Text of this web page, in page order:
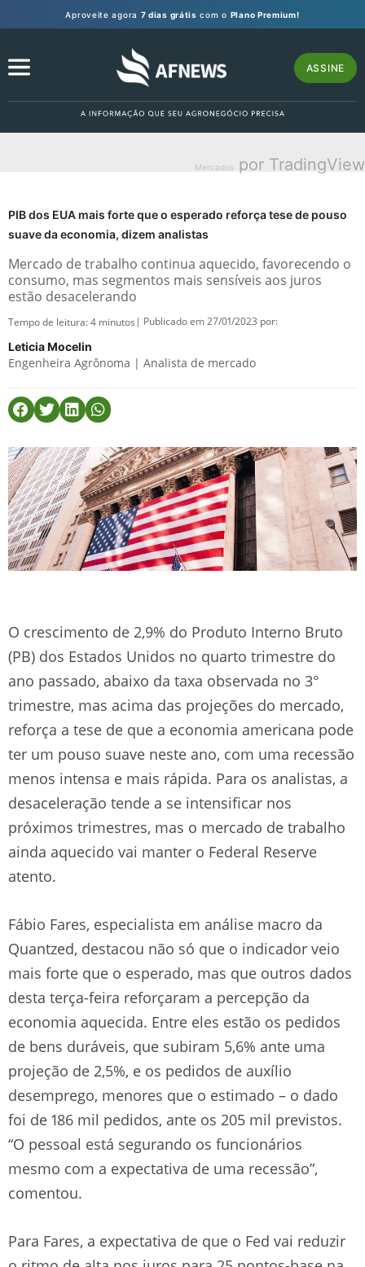
Aproveite agora 7 dias grátis com o Plano Premium!
ASSINE
Mercados por TradingView
PIB dos EUA mais forte que o esperado reforça tese de pouso
suave da economia, dizem analistas
Mercado de trabalho continua aquecido, favorecendo o
consumo, mas segmentos mais sensíveis aos juros
estão desacelerando
Tempo de leitura:4 minutos | Publicado em 27/01/2023 por:
Leticia Mocelin
Engenheira Agrônoma | Analista de mercado
O crescimento de 2,9% do Produto Interno Bruto
(PB) dos Estados Unidos no quarto trimestre do
ano passado, abaixo da taxa observada no 3°
trimestre, mas acima das projeções do mercado,
reforça a tese de que a economia americana pode
ter um pouso suave neste ano, com uma recessão
menos intensa e mais rápida. Para os analistas, a
desaceleração tende a se intensificar nos
próximos trimestres, mas o mercado de trabalho
ainda aquecido vai manter o Federal Reserve
atento.
Fábio Fares, especialista em análise macro da
Quantzed, destacou não só que o indicador veio
mais forte que o esperado, mas que outros dados
desta terça-feira reforçaram a percepção da
economia aquecida. Entre eles estão os pedidos
de bens duráveis, que subiram 5,6% ante uma
projeção de 2,5%, e os pedidos de auxílio
desemprego, menores que o estimado – o dado
foi de 186 mil pedidos, ante os 205 mil previstos.
“O pessoal está segurando os funcionários
mesmo com a expectativa de uma recessão”,
comentou.
Para Fares, a expectativa de que o Fed vai reduzir